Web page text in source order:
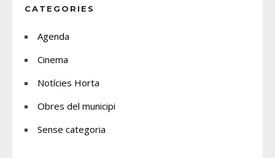
CATEGORIES
Agenda
Cinema
Notícies Horta
Obres del municipi
Sense categoria